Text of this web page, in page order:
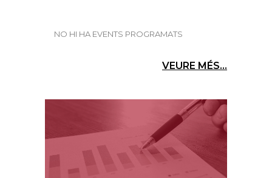
NO HI HA EVENTS PROGRAMATS
VEURE MÉS...